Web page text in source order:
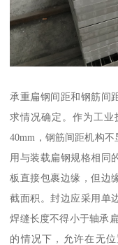
承重扁钢间距和钢筋间
求情况确定。作为工
40mm，钢筋间距机构
用与装载扁钢规格相同
板直接包裹边缘，但边
截面积。封边应采用单
焊缝长度不得小于轴承
的情况下，允许在无